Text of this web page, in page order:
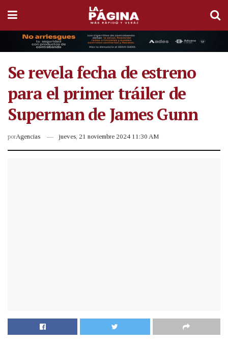
Se revela fecha de estreno
para el primer tráiler de
Superman de James Gunn
porAgencias jueves, 21 noviembre 2024 11:30 AM